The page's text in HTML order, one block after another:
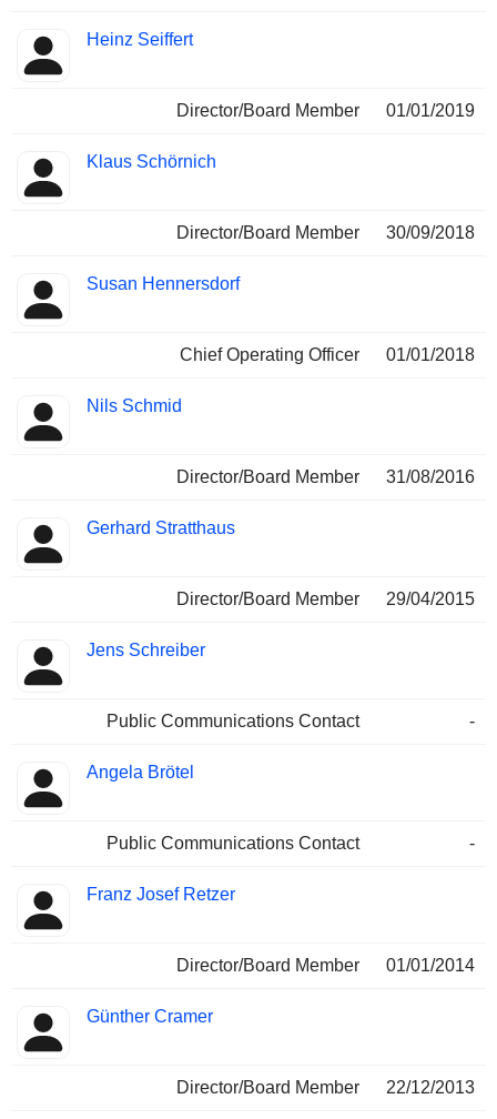
Heinz Seiffert
Director/Board Member 01/01/2019
Klaus Schörnich
Director/Board Member 30/09/2018
Susan Hennersdorf
Chief Operating Officer 01/01/2018
Nils Schmid
Director/Board Member 31/08/2016
Gerhard Stratthaus
Director/Board Member 29/04/2015
Jens Schreiber
Public Communications Contact -
Angela Brötel
Public Communications Contact -
Franz Josef Retzer
Director/Board Member 01/01/2014
Günther Cramer
Director/Board Member 22/12/2013